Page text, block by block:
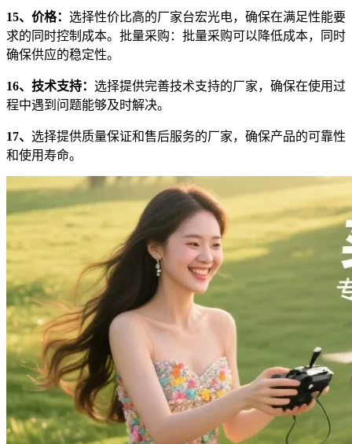
15、价格： 选择性价比高的厂家台宏光电，确保在满足性能要
求的同时控制成本。批量采购：批量采购可以降低成本，同时
确保供应的稳定性。
16、技术支持： 选择提供完善技术支持的厂家，确保在使用过
程中遇到问题能够及时解决。
17、 选择提供质量保证和售后服务的厂家，确保产品的可靠性
和使用寿命。